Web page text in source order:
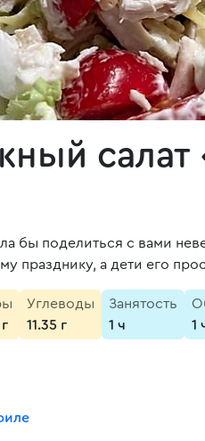
салат
бы поделиться с вами
празднику, а дети его
Углеводы
11.35 г
Занятость
1 ч
1